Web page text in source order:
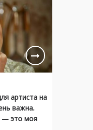
артиста на
важна.
— это моя